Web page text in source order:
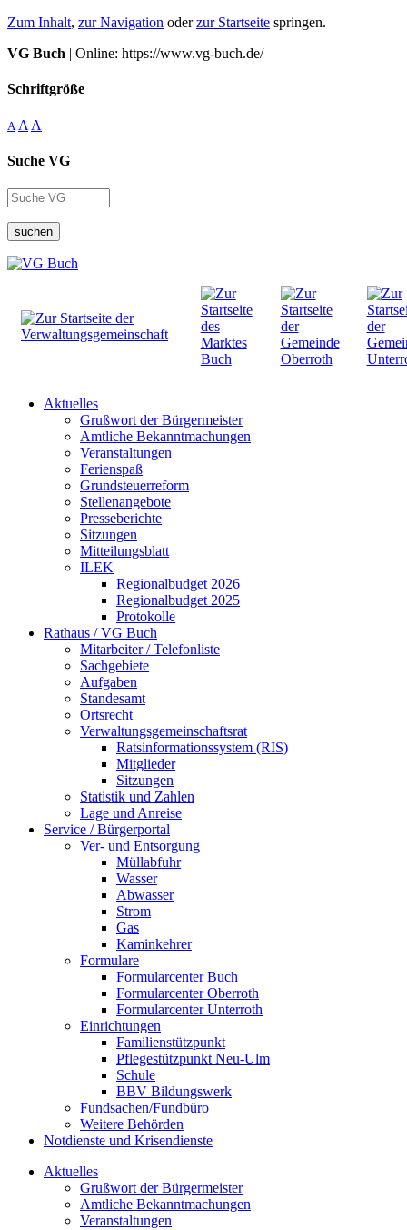
Zum Inhalt, zur Navigation oderzur Startseite springen.
VG Buch | Online: https://www.vg-buch.de/
Schriftgröße
A A A
Suche VG
suchen
Aktuelles
Grußwort der Bürgermeister
Amtliche Bekanntmachungen
Veranstaltungen
Ferienspaß
Grundsteuerreform
Stellenangebote
Presseberichte
Sitzungen
Mitteilungsblatt
ILEK
Regionalbudget 2026
Regionalbudget 2025
Protokolle
Rathaus / VG Buch
Mitarbeiter / Telefonliste
Sachgebiete
Aufgaben
Standesamt
Ortsrecht
Verwaltungsgemeinschaftsrat
Ratsinformationssystem (RIS)
Mitglieder
Sitzungen
Statistik und Zahlen
Lage und Anreise
Service / Bürgerportal
Ver- und Entsorgung
Müllabfuhr
Wasser
Abwasser
Strom
Gas
Kaminkehrer
Formulare
Formularcenter Buch
Formularcenter Oberroth
Formularcenter Unterroth
Einrichtungen
Familienstützpunkt
Pflegestützpunkt Neu-Ulm
Schule
BBV Bildungswerk
Fundsachen/Fundbüro
Weitere Behörden
Notdienste und Krisendienste
Aktuelles
Grußwort der Bürgermeister
Amtliche Bekanntmachungen
Veranstaltungen